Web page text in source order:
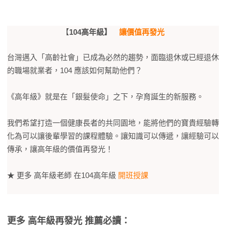
【104高年級】 讓價值再發光
台灣邁入「高齡社會」已成為必然的趨勢，面臨退休或已經退休
的職場就業者，104 應該如何幫助他們？
《高年級》就是在「銀髮使命」之下，孕育誕生的新服務。
我們希望打造一個健康長者的共同園地，能將他們的寶貴經驗轉
化為可以讓後輩學習的課程體驗。讓知識可以傳遞，讓經驗可以
傳承，讓高年級的價值再發光！
★ 更多 高年級老師 在104高年級 開班授課
更多 高年級再發光 推薦必讀：